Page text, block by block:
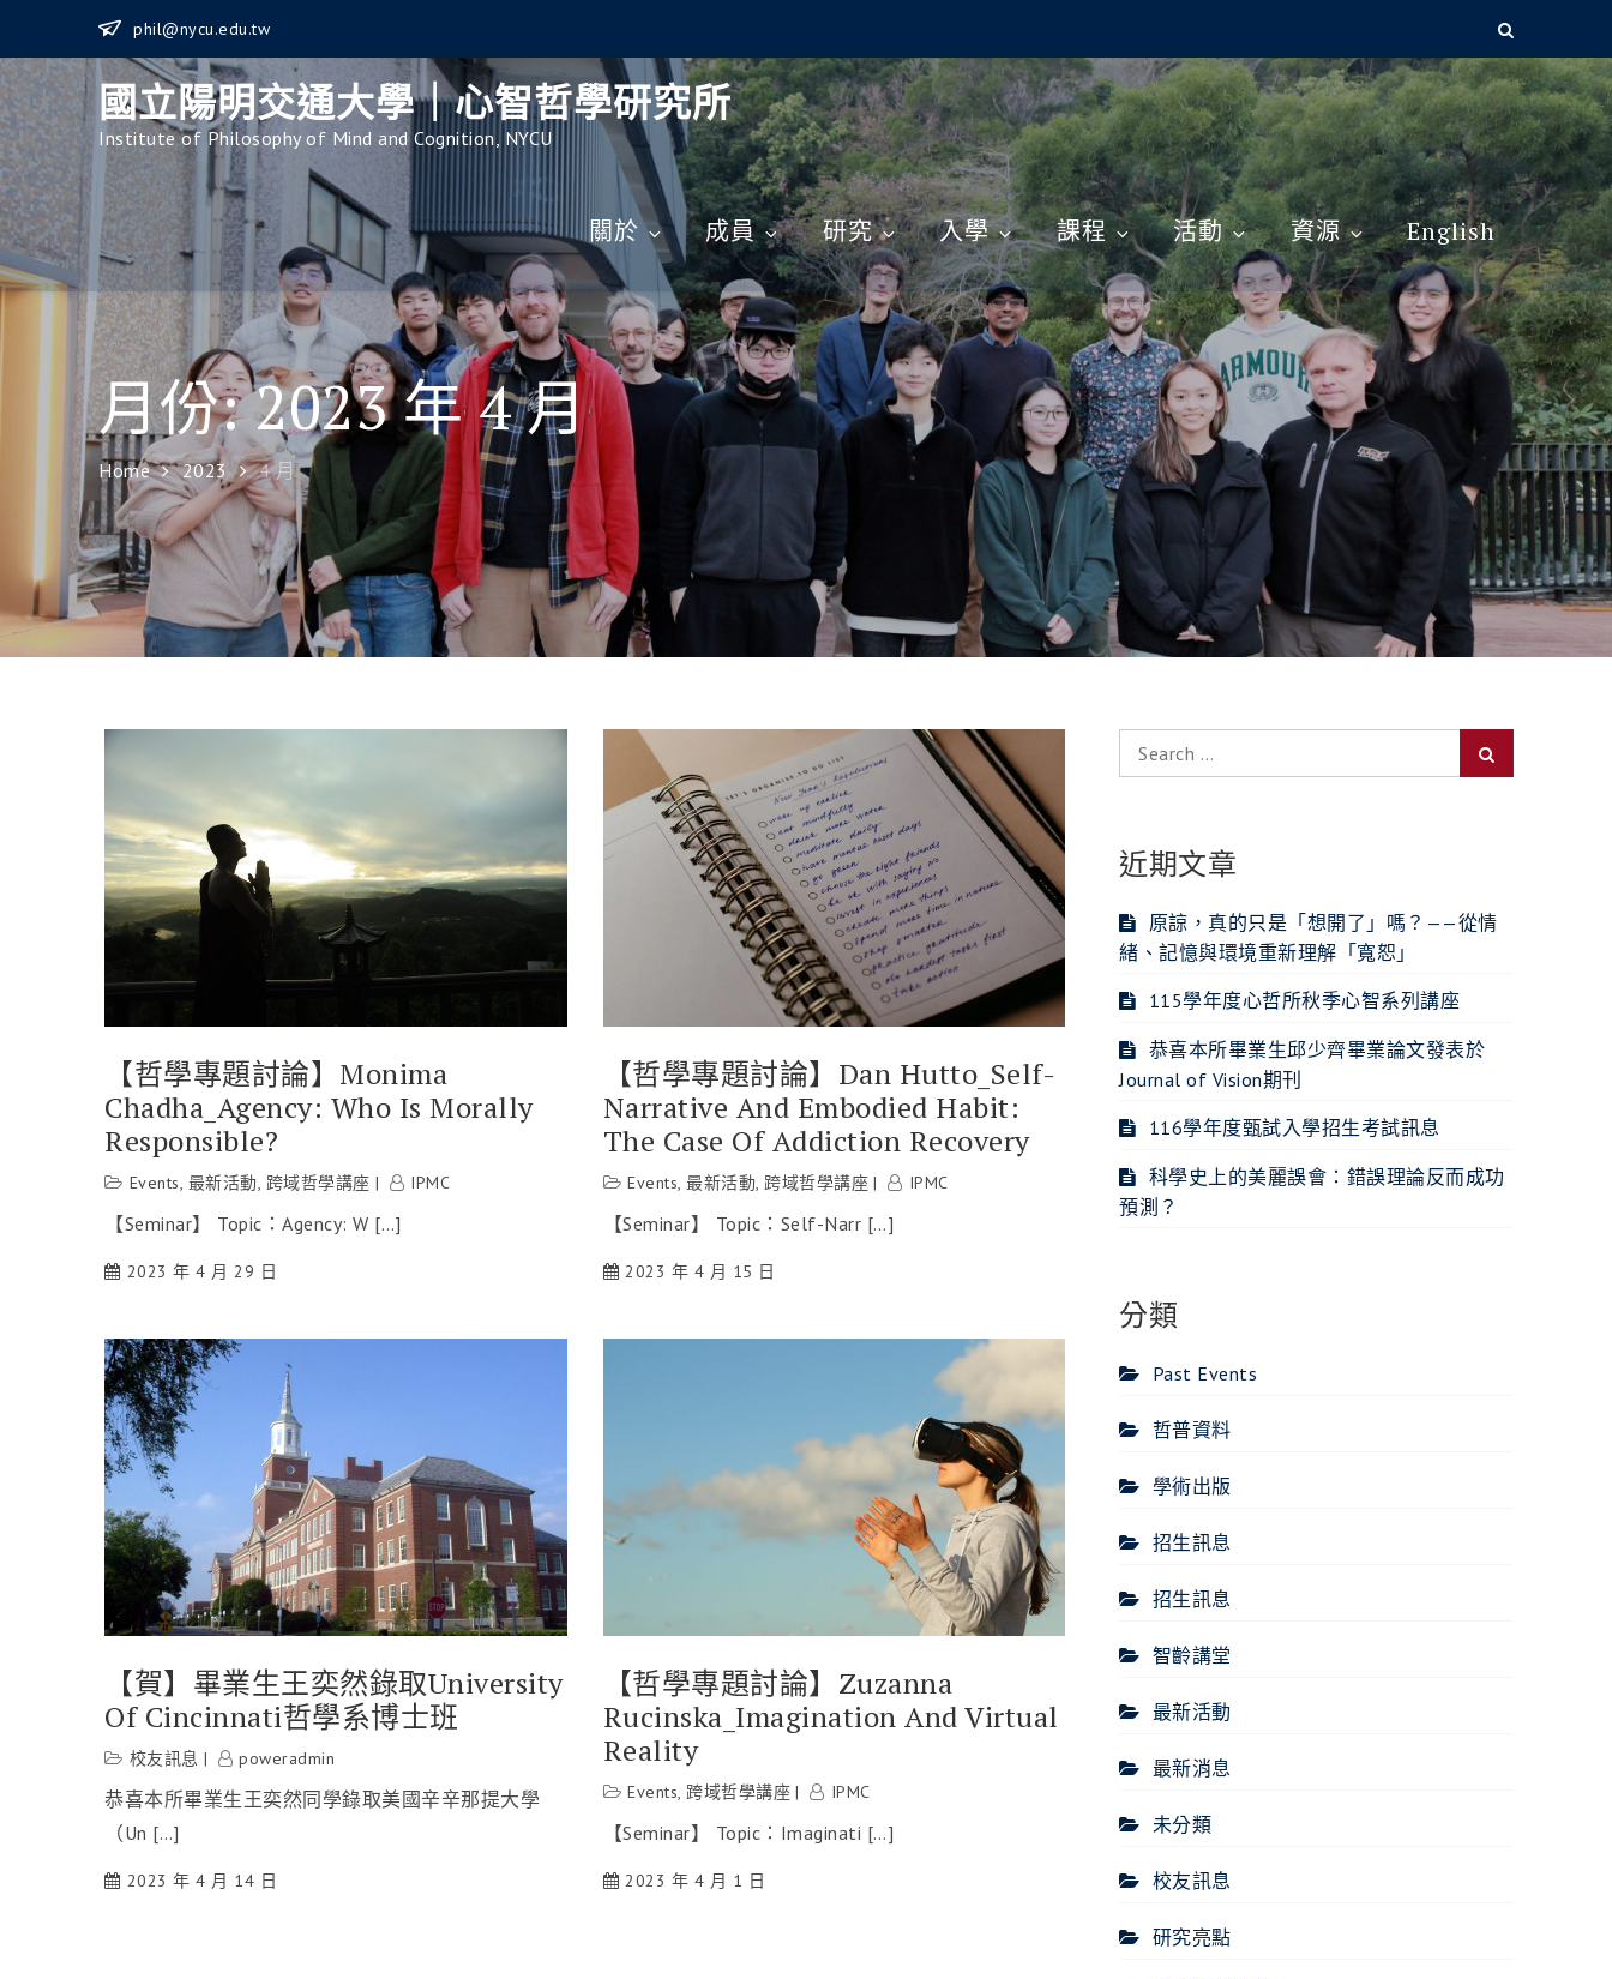
content
phil@nycu.edu.tw
國立陽明交通大學｜心智哲學研究所
Institute of Philosophy of Mind and Cognition, NYCU
關於 成員 研究 入學 課程 活動 資源 English
月份:2023 年 4 月
Home 2023 4 月
【哲學專題討論】Monima
Chadha_Agency: Who Is Morally
Responsible?
Events, 最新活動, 跨域哲學講座 IPMC
【Seminar】 Topic：Agency: W […]
2023 年 4 月 29 日
【哲學專題討論】Dan Hutto_Self-
Narrative And Embodied Habit:
The Case Of Addiction Recovery
Events, 最新活動, 跨域哲學講座 IPMC
【Seminar】 Topic：Self-Narr […]
2023 年 4 月 15 日
【賀】畢業生王奕然錄取University
Of Cincinnati哲學系博士班
校友訊息 poweradmin
恭喜本所畢業生王奕然同學錄取美國辛辛那提大學
（Un […]
2023 年 4 月 14 日
【哲學專題討論】Zuzanna
Rucinska_Imagination And Virtual
Reality
Events, 跨域哲學講座 IPMC
【Seminar】 Topic：Imaginati […]
2023 年 4 月 1 日
Search
for:
近期文章
原諒，真的只是「想開了」嗎？——從情
緒、記憶與環境重新理解「寬恕」
115學年度心哲所秋季心智系列講座
恭喜本所畢業生邱少齊畢業論文發表於
Journal of Vision期刊
116學年度甄試入學招生考試訊息
科學史上的美麗誤會：錯誤理論反而成功
預測？
分類
Past Events
哲普資料
學術出版
招生訊息
招生訊息
智齡講堂
最新活動
最新消息
未分類
校友訊息
研究亮點